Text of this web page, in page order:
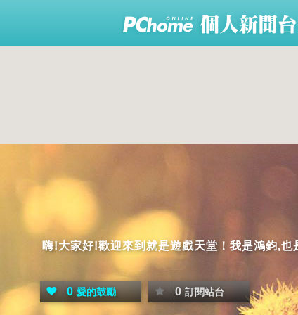
嗨!大家好!歡迎來到就是遊戲天堂！我是鴻鈞,
0 愛的鼓勵 0 訂閱站台